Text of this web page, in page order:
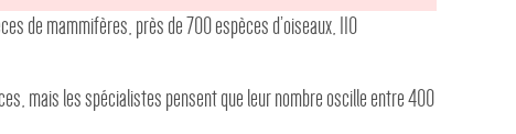
de mammifères, près de 700 espèces d’oiseaux, 110
mais les spécialistes pensent que leur nombre oscille entre 400